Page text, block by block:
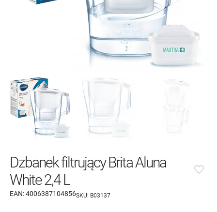
Dzbanek filtrujący Brita Aluna
White 2,4 L
EAN:4006387104856SKU: B03137
favorite_border